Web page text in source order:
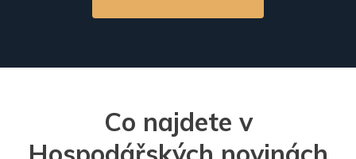
Co najdete v